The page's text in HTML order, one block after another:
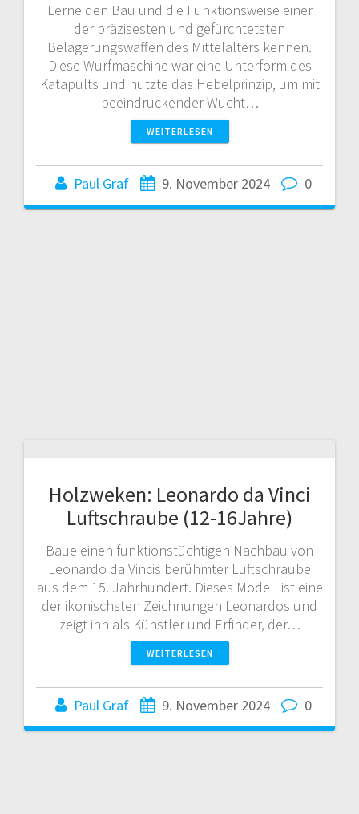
Lerne den Bau und die Funktionsweise einer
der präzisesten und gefürchtetsten
Belagerungswaffen des Mittelalters kennen.
Diese Wurfmaschine war eine Unterform des
Katapults und nutzte das Hebelprinzip, um mit
beeindruckender Wucht…
WEITERLESEN
Paul Graf 9. November 2024 0
Holzweken: Leonardo da Vinci
Luftschraube (12-16Jahre)
Baue einen funktionstüchtigen Nachbau von
Leonardo da Vincis berühmter Luftschraube
aus dem 15. Jahrhundert. Dieses Modell ist eine
der ikonischsten Zeichnungen Leonardos und
zeigt ihn als Künstler und Erfinder, der…
WEITERLESEN
Paul Graf 9. November 2024 0